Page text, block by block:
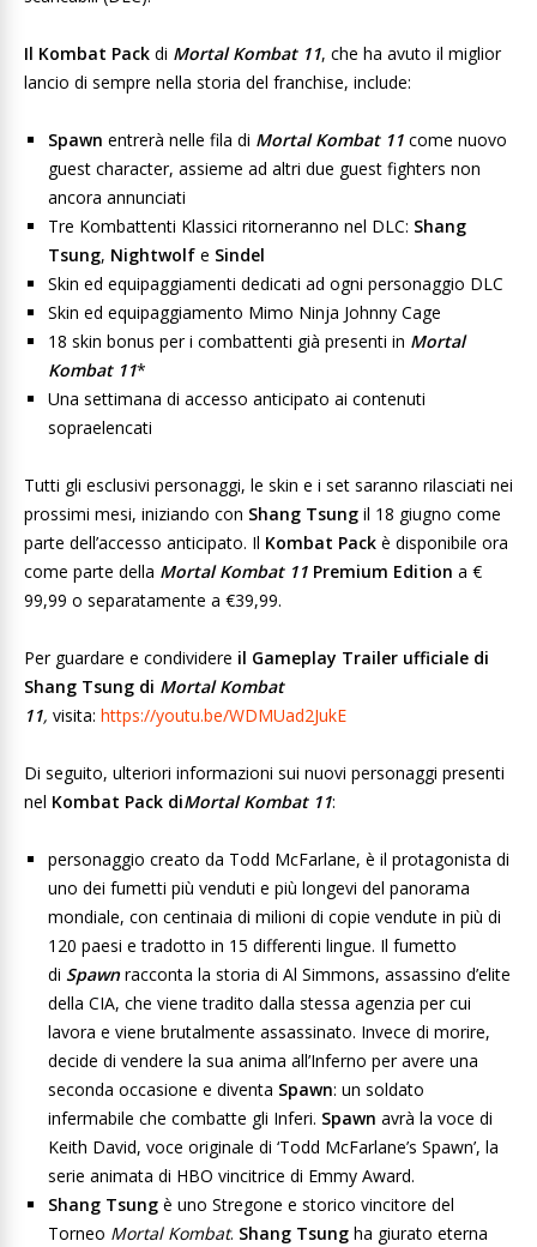
Il Kombat Pack di Mortal Kombat 11, che ha avuto il miglior
lancio di sempre nella storia del franchise, include:
Spawn entrerà nelle fila di Mortal Kombat 11 come nuovo
guest character, assieme ad altri due guest fighters non
ancora annunciati
Tre Kombattenti Klassici ritorneranno nel DLC: Shang
Tsung, Nightwolf e Sindel
Skin ed equipaggiamenti dedicati ad ogni personaggio DLC
Skin ed equipaggiamento Mimo Ninja Johnny Cage
18 skin bonus per i combattenti già presenti in Mortal
Kombat 11*
Una settimana di accesso anticipato ai contenuti
sopraelencati
Tutti gli esclusivi personaggi, le skin e i set saranno rilasciati nei
prossimi mesi, iniziando con Shang Tsung il 18 giugno come
parte dell’accesso anticipato. Il Kombat Pack è disponibile ora
come parte della Mortal Kombat 11 Premium Edition a €
99,99 o separatamente a €39,99.
Per guardare e condividere il Gameplay Trailer ufficiale di
Shang Tsung di Mortal Kombat
11, visita: https://youtu.be/WDMUad2JukE
Di seguito, ulteriori informazioni sui nuovi personaggi presenti
nel Kombat Pack diMortal Kombat 11:
personaggio creato da Todd McFarlane, è il protagonista di
uno dei fumetti più venduti e più longevi del panorama
mondiale, con centinaia di milioni di copie vendute in più di
120 paesi e tradotto in 15 differenti lingue. Il fumetto
di Spawn racconta la storia di Al Simmons, assassino d’elite
della CIA, che viene tradito dalla stessa agenzia per cui
lavora e viene brutalmente assassinato. Invece di morire,
decide di vendere la sua anima all’Inferno per avere una
seconda occasione e diventa Spawn: un soldato
infermabile che combatte gli Inferi. Spawn avrà la voce di
Keith David, voce originale di ‘Todd McFarlane’s Spawn’, la
serie animata di HBO vincitrice di Emmy Award.
Shang Tsung è uno Stregone e storico vincitore del
Torneo Mortal Kombat. Shang Tsung ha giurato eterna